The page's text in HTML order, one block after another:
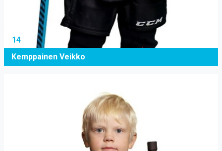
14
Kemppainen Veikko